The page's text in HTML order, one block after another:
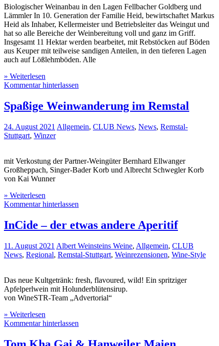
Biologischer Weinanbau in den Lagen Fellbacher Goldberg und
Lämmler In 10. Generation der Familie Heid, bewirtschaftet Markus
Heid als Inhaber, Kellermeister und Betriebsleiter das Weingut und
hat so alle Bereiche der Weinbereitung voll und ganz im Griff.
Insgesamt 11 Hektar werden bearbeitet, mit Rebstöcken auf Böden
aus Keuper mit teilweise sandigen Anteilen, in den tieferen Lagen
auch auf Lößlehmböden. Alle
» Weiterlesen
Kommentar hinterlassen
Spaßige Weinwanderung im Remstal
24. August 2021 Allgemein, CLUB News, News, Remstal-
Stuttgart, Winzer
mit Verkostung der Partner-Weingüter Bernhard Ellwanger
Großheppach, Singer-Bader Korb und Albrecht Schwegler Korb
von Kai Wunner
» Weiterlesen
Kommentar hinterlassen
InCide – der etwas andere Aperitif
11. August 2021 Albert Weinsteins Weine, Allgemein, CLUB
News, Regional, Remstal-Stuttgart, Weinrezensionen, Wine-Style
Das neue Kultgetränk: fresh, flavoured, wild! Ein spritziger
Apfelperlwein mit Holunderblütensirup.
von WineSTR-Team „Advertorial“
» Weiterlesen
Kommentar hinterlassen